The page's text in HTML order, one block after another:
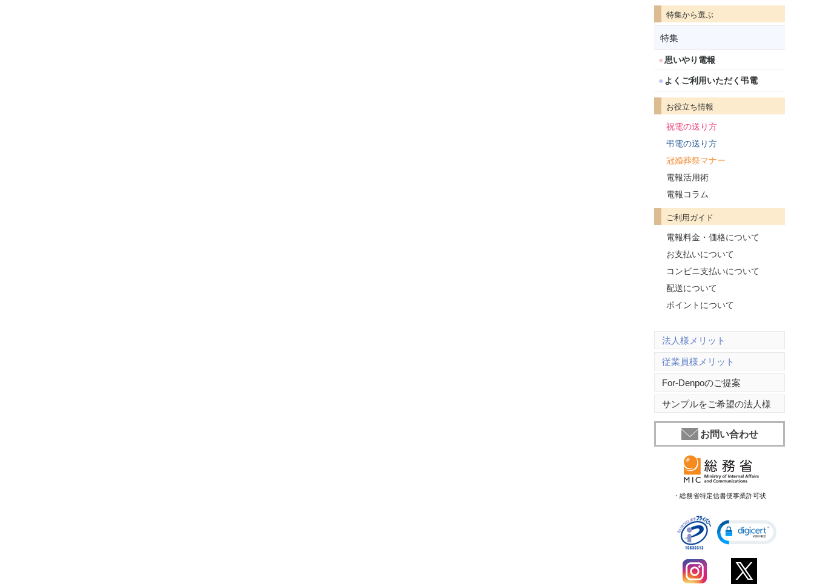
特集から選ぶ
特集
思いやり電報
よくご利用いただく弔電
お役立ち情報
祝電の送り方
弔電の送り方
冠婚葬祭マナー
電報活用術
電報コラム
ご利用ガイド
電報料金・価格について
お支払いについて
コンビニ支払いについて
配送について
ポイントについて
法人様メリット
従業員様メリット
For-Denpoのご提案
サンプルをご希望の法人様
お問い合わせ
・総務省特定信書便事業許可状